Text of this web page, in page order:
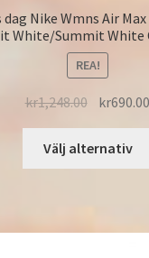
Nike Wmns Air
White/Summit White
REA!
kr1,248.00 kr690.00
Välj alternativ